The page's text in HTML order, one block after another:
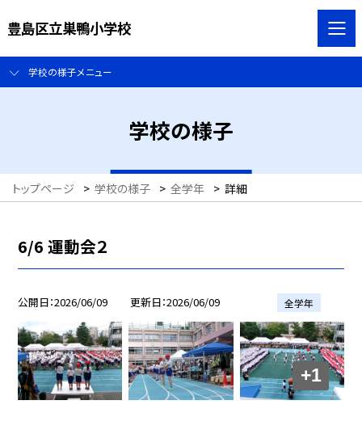
豊島区立巣鴨小学校
学校の様子メニュー
学校の様子
トップページ > 学校の様子 > 全学年 > 詳細
6/6 運動会２
公開日 2026/06/09 更新日 2026/06/09 全学年
+1